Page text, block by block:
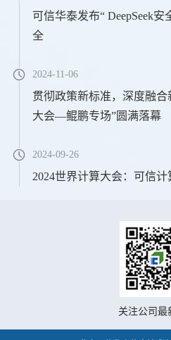
可信华泰发布“ DeepSeek
全
2024-11-06
贯彻政策新标准，深度融
大会—鲲鹏专场”圆满落幕
2024-09-26
2024世界计算大会：可信
关注公司最